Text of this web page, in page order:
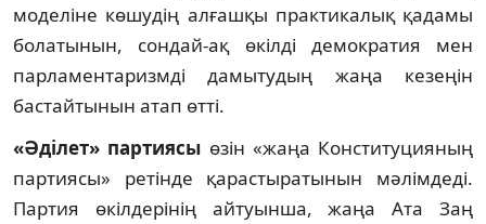
моделіне көшудің алғашқы практикалық қадамы
болатынын, сондай-ақ өкілді демократия мен
парламентаризмді дамытудың жаңа кезеңін
бастайтынын атап өтті.
«Әділет» партиясы өзін «жаңа Конституцияның
партиясы» ретінде қарастыратынын мәлімдеді.
Партия өкілдерінің айтуынша, жаңа Ата Заң